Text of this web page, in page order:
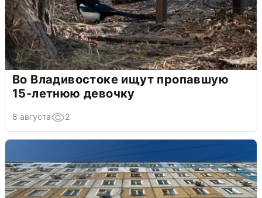
Во Владивостоке ищут пропавшую
15-летнюю девочку
8 августа 2